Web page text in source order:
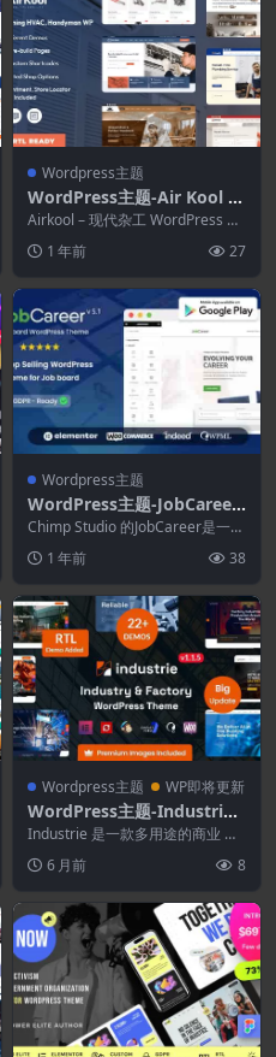
Wordpress主题
WordPress主题-Air Kool 1.
1.0–空调HVAC.WordPress
杂工主题
Airkool – 现代杂工 WordPress 主
1 年前 27
Wordpress主题
WordPress主题-JobCareer
7.3.0–求职板响应式WordPr
ess主题
Chimp Studio 的JobCareer是一个
1 年前 38
Wordpress主题 WP即将更新
WordPress主题-Industrie
1.6.1–工厂与工业WordPres
s主题
Industrie 是一款多用途的商业 Wo
6 月前 8